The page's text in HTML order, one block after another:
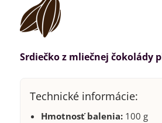
Srdiečko z mliečnej čokolády
Technické informácie:
Hmotnosť balenia:100 g